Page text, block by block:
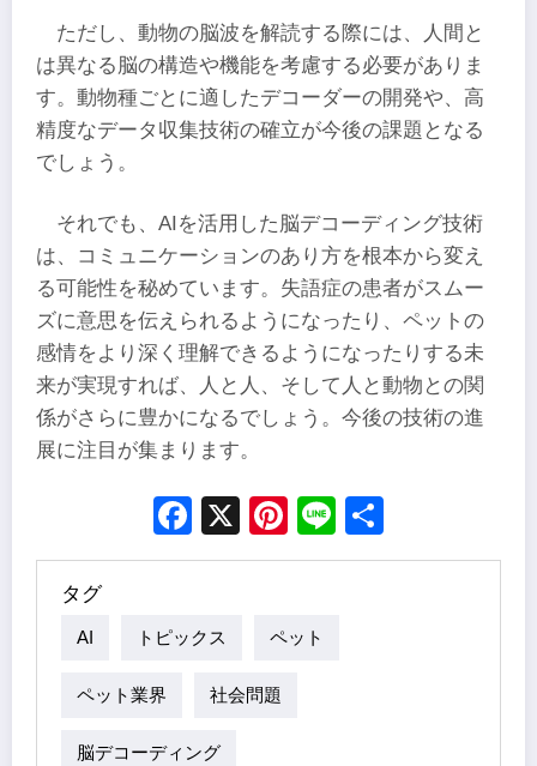
ただし、動物の脳波を解読する際には、人間と
は異なる脳の構造や機能を考慮する必要がありま
す。動物種ごとに適したデコーダーの開発や、高
精度なデータ収集技術の確立が今後の課題となる
でしょう。
それでも、AIを活用した脳デコーディング技術
は、コミュニケーションのあり方を根本から変え
る可能性を秘めています。失語症の患者がスムー
ズに意思を伝えられるようになったり、ペットの
感情をより深く理解できるようになったりする未
来が実現すれば、人と人、そして人と動物との関
係がさらに豊かになるでしょう。今後の技術の進
展に注目が集まります。
Facebook
X Pinterest
Line
タグ
AI トピックス ペット
ペット業界 社会問題
脳デコーディング